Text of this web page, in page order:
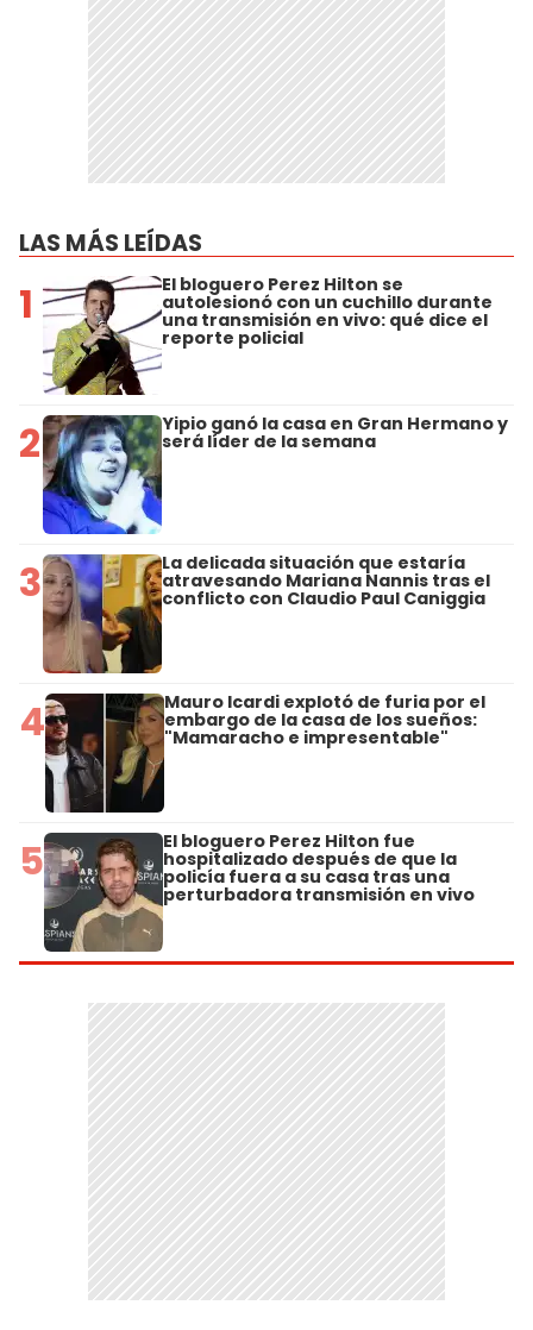
LAS MÁS LEÍDAS
1 El bloguero Perez Hilton se
autolesionó con un cuchillo durante
una transmisión en vivo: qué dice el
reporte policial
2 Yipio ganó la casa en Gran Hermano y
será líder de la semana
3 La delicada situación que estaría
atravesando Mariana Nannis tras el
conflicto con Claudio Paul Caniggia
4 Mauro Icardi explotó de furia por el
embargo de la casa de los sueños:
"Mamaracho e impresentable"
5 El bloguero Perez Hilton fue
hospitalizado después de que la
policía fuera a su casa tras una
perturbadora transmisión en vivo